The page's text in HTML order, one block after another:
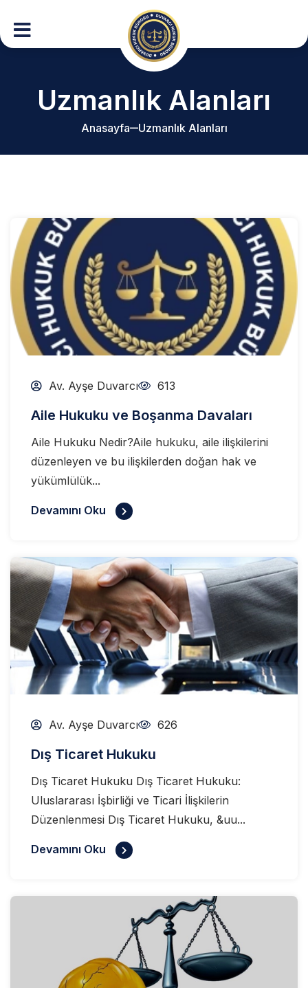
Uzmanlık Alanları
Anasayfa Uzmanlık Alanları
Av. Ayşe Duvarcı 613
Aile Hukuku ve Boşanma Davaları
Aile Hukuku Nedir?Aile hukuku, aile ilişkilerini
düzenleyen ve bu ilişkilerden doğan hak ve
yükümlülük...
Devamını Oku
Av. Ayşe Duvarcı 626
Dış Ticaret Hukuku
Dış Ticaret Hukuku Dış Ticaret Hukuku:
Uluslararası İşbirliği ve Ticari İlişkilerin
Düzenlenmesi Dış Ticaret Hukuku, &uu...
Devamını Oku